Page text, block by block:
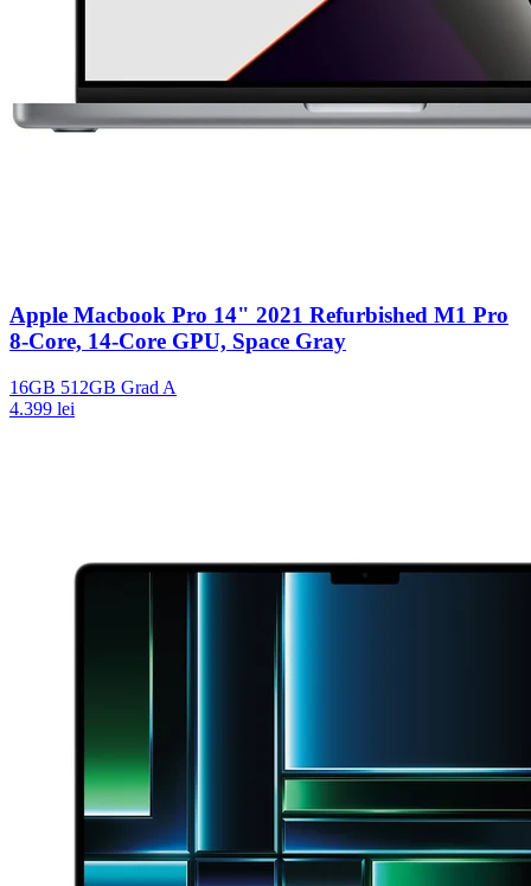
Apple Macbook Pro 14" 2021 Refurbished M1 Pro
8-Core, 14-Core GPU, Space Gray
16GB 512GB Grad A
4.399 lei